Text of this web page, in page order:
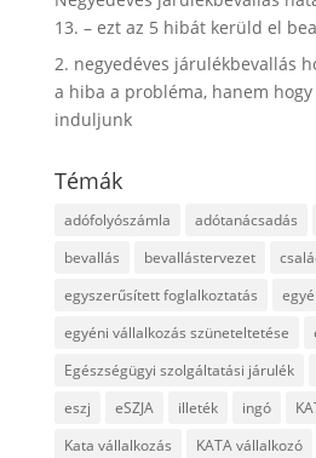
13. – ezt az 5 hibát kerüld el
2. negyedéves járulékbevallás
a hiba a probléma, hanem
induljunk
Témák
adófolyószámla adótanácsadás
bevallás
bevallástervezet
egyszerűsített foglalkoztatás
egyéni vállalkozás szüneteltetése
Egészségügyi szolgáltatási járulék
eszj
eSZJA illeték ingó
Kata vállalkozás
KATA vállalkozó